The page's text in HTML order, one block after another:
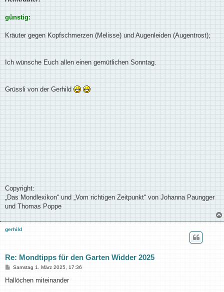
günstig:
Kräuter gegen Kopfschmerzen (Melisse) und Augenleiden (Augentrost);
Ich wünsche Euch allen einen gemütlichen Sonntag.
Grüssli von der Gerhild
Copyright:
„Das Mondlexikon“ und „Vom richtigen Zeitpunkt“ von Johanna Paungger
und Thomas Poppe
gerhild
Re: Mondtipps für den Garten Widder 2025
B
i
Samstag 1. März 2025, 17:36
Hallöchen miteinander